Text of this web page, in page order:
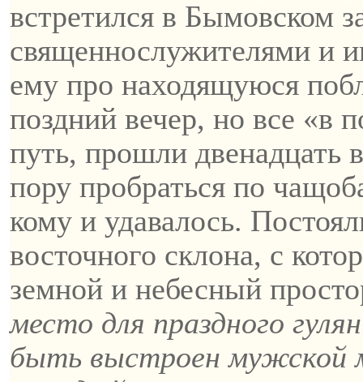
встретился в Бымовском
священнослужителями и
ему про находящуюся
поздний вечер, но все «в
путь, прошли двенадцать
пору пробраться по
кому и удавалось.
восточного склона, с
земной и небесный
место для праздного
быть выстроен мужской